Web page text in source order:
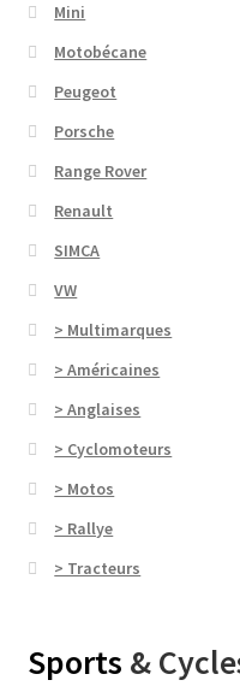
Mini
Motobécane
Peugeot
Porsche
Range Rover
Renault
SIMCA
VW
> Multimarques
> Américaines
> Anglaises
> Cyclomoteurs
> Motos
> Rallye
> Tracteurs
Sports &